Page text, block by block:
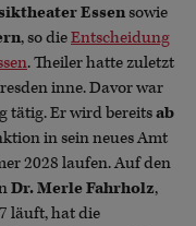
Essensowie
, so dieEntscheidung
. Theiler hatte zuletzt
inne. Davor war
tätig. Er wird bereitsab
in sein neues Amt
2028 laufen. Auf den
Dr. Merle Fahrholz,
läuft, hat die